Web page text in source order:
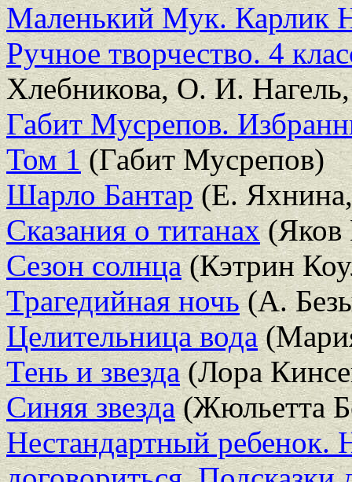
Маленький Мук. Карлик
Ручное творчество. 4
Хлебникова, О. И.
Габит Мусрепов.
Том 1(Габит Мусрепов)
Шарло Бантар(Е.
Сказания о титанах(Яков
Сезон солнца(Кэтрин
Трагедийная ночь(А.
Целительница вода
Тень и звезда(Лора
Синяя звезда(Жюльетта
Нестандартный ребенок.